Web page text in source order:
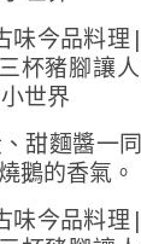
甜麵醬一
鵝的香氣。